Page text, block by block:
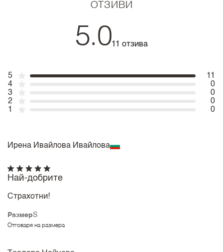
ОТЗИВИ
5.011 отзива
5
11
4
0
3
0
2
0
1
0
Ирена Ивайлова Ивайлова
РазмерS
Отговаря на размера
Най-добрите
Страхотни!